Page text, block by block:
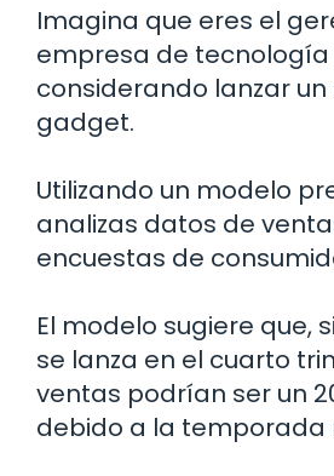
Imagina que eres el
empresa de tecnología
considerando lanzar un
gadget.
Utilizando un modelo
analizas datos de
encuestas de
El modelo sugiere que,
se lanza en el cuarto
ventas podrían ser un
debido a la temporada